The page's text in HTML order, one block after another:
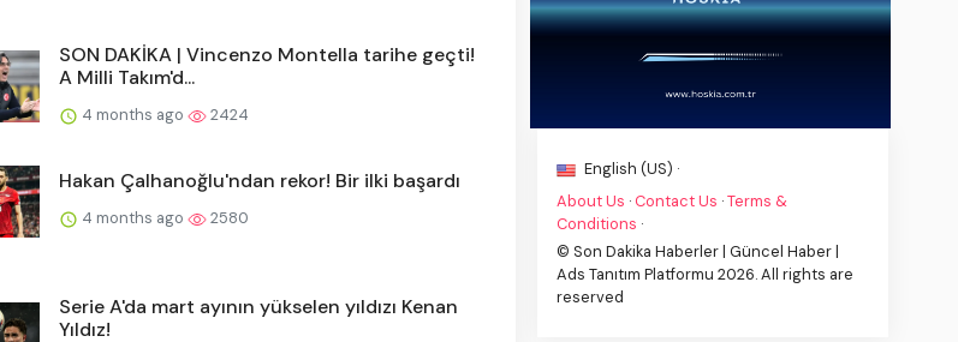
SON DAKİKA | Vincenzo Montella tarihe geçti!
A Milli Takım'd...
4 months ago 2424
Hakan Çalhanoğlu'ndan rekor! Bir ilki başardı
4 months ago 2580
Serie A'da mart ayının yükselen yıldızı Kenan
Yıldız!
English (US) ·
About Us · Contact Us ·Terms &
Conditions ·
© Son Dakika Haberler | Güncel Haber |
Ads Tanıtım Platformu 2026. All rights are
reserved